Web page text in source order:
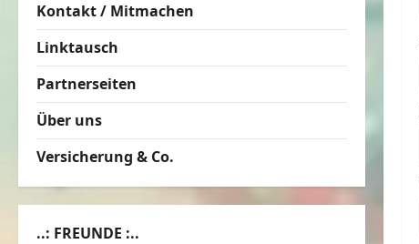
Kontakt / Mitmachen
Linktausch
Partnerseiten
Über uns
Versicherung & Co.
..: FREUNDE :..